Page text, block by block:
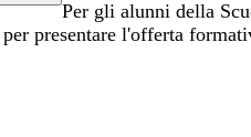
Per gli alunni della
presentare l'offerta